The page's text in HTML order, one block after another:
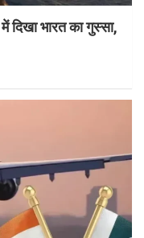
दिखा भारत का गुस्सा,